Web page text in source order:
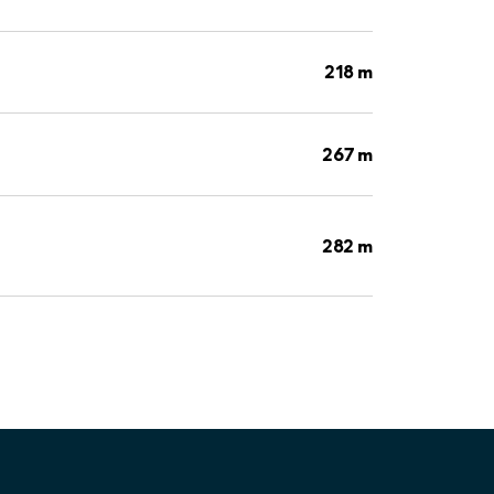
218 m
267 m
282 m